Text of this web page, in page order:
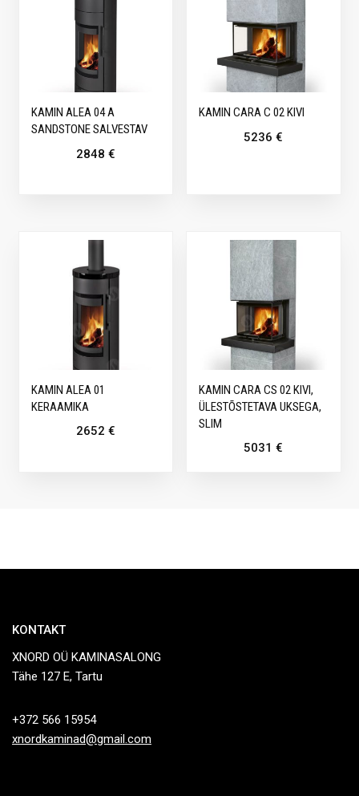
KAMIN ALEA 04 A
SANDSTONE SALVESTAV
2848 €
KAMIN CARA C 02 KIVI
5236€
KAMIN ALEA 01
KERAAMIKA
2652 €
KAMIN CARA CS 02 KIVI,
ÜLESTÕSTETAVA UKSEGA,
SLIM
5031€
KONTAKT
XNORD OÜ KAMINASALONG
Tähe 127 E, Tartu
+372 566 15954
xnordkaminad@gmail.com